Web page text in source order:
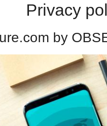
Privacy
by